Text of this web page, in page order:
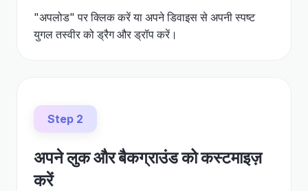
"अपलोड" पर क्लिक करें या अपने डिवाइस से अपनी स्पष्ट
युगल तस्वीर को ड्रैग और ड्रॉप करें।
Step 2
अपने लुक और बैकग्राउंड को कस्टमाइज़
करें